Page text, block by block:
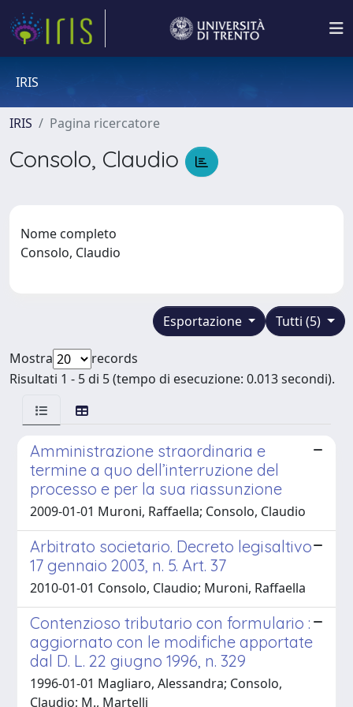
IRIS
IRIS Pagina ricercatore
Consolo, Claudio
Nome completo
Consolo, Claudio
Tutti (5)
Esportazione
Mostra
records
Risultati 1 - 5 di 5 (tempo di esecuzione: 0.013 secondi).
Amministrazione straordinaria e
termine a quo dell’interruzione del
processo e per la sua riassunzione
2009-01-01 Muroni, Raffaella; Consolo, Claudio
Arbitrato societario. Decreto legisaltivo
17 gennaio 2003, n. 5. Art. 37
2010-01-01 Consolo, Claudio; Muroni, Raffaella
Contenzioso tributario con formulario :
aggiornato con le modifiche apportate
dal D. L. 22 giugno 1996, n. 329
1996-01-01 Magliaro, Alessandra; Consolo,
Claudio; M., Martelli